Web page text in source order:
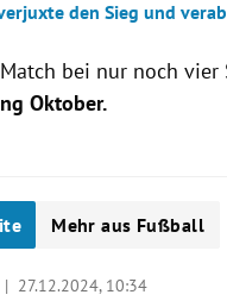
den Sieg und
bei nur noch
Oktober.
Mehr aus Fußball
27.12.2024, 10:34